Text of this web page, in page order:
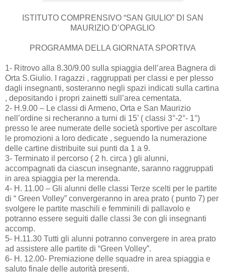
ISTITUTO COMPRENSIVO “SAN GIULIO” DI SAN
MAURIZIO D’OPAGLIO
PROGRAMMA DELLA GIORNATA SPORTIVA
1- Ritrovo alla 8.30/9.00 sulla spiaggia dell’area Bagnera di
Orta S.Giulio. I ragazzi , raggruppati per classi e per plesso
dagli insegnanti, sosteranno negli spazi indicati sulla cartina
, depositando i propri zainetti sull’area cementata.
2- H.9.00 – Le classi di Armeno, Orta e San Maurizio
nell’ordine si recheranno a turni di 15’ ( classi 3°-2°- 1°)
presso le aree numerate delle società sportive per ascoltare
le promozioni a loro dedicate , seguendo la numerazione
delle cartine distribuite sui punti da 1 a 9.
3- Terminato il percorso ( 2 h. circa ) gli alunni,
accompagnati da ciascun insegnante, saranno raggruppati
in area spiaggia per la merenda.
4- H. 11.00 – Gli alunni delle classi Terze scelti per le partite
di “ Green Volley” convergeranno in area prato ( punto 7) per
svolgere le partite maschili e femminili di pallavolo e
potranno essere seguiti dalle classi 3e con gli insegnanti
accomp.
5- H.11.30 Tutti gli alunni potranno convergere in area prato
ad assistere alle partite di “Green Volley”.
6- H. 12.00- Premiazione delle squadre in area spiaggia e
saluto finale delle autorità presenti.